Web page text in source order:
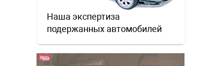
Наша экспертиза
подержанных автомобилей